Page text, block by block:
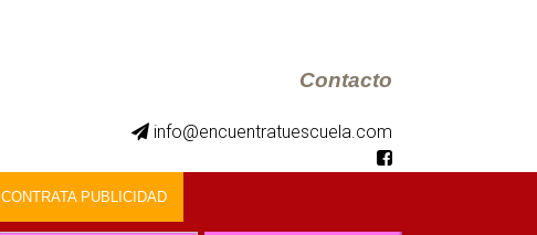
Contacto
info@encuentratuescuela.com
CONTRATA PUBLICIDAD